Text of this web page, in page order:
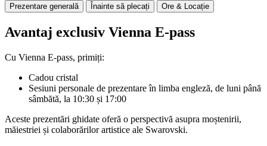
Prezentare generală Înainte să plecați Ore & Locație
Avantaj exclusiv Vienna E-pass
Cu Vienna E-pass, primiți:
Cadou cristal
Sesiuni personale de prezentare în limba engleză, de luni până
sâmbătă, la 10:30 și 17:00
Aceste prezentări ghidate oferă o perspectivă asupra moștenirii,
măiestriei și colaborărilor artistice ale Swarovski.